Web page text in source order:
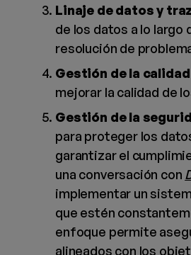
Linaje de datos y
de los datos a lo largo
resolución de
Gestión de la
mejorar la calidad de
Gestión de la
para proteger los
garantizar el
una conversación con
implementar un
que estén
enfoque permite
alineados con los